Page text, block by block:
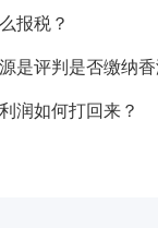
报税？
是评判是否缴纳
润如何打回来？